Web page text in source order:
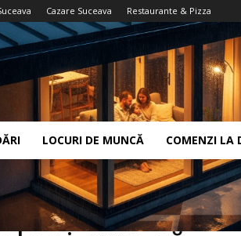
Cazare Suceava Restaurante & Pizza
LOCURI DE MUNCĂ COMENZI LA
de...